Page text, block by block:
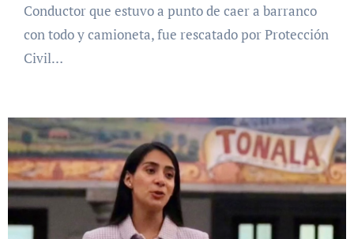
Conductor que estuvo a punto de caer a barranco
con todo y camioneta, fue rescatado por Protección
Civil…